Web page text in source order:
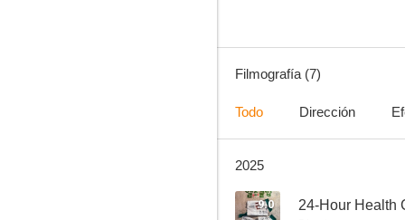
Filmografía (7)
Todo Dirección
2025
9.0 24-Hour Health